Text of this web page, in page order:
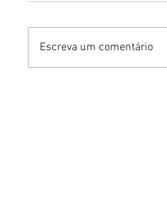
Escreva um comentário